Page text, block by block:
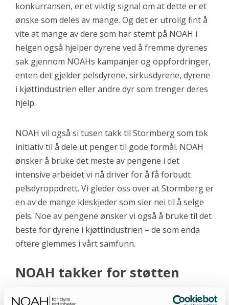
konkurransen, er et viktig signal om at dette er et
ønske som deles av mange. Og det er utrolig fint å
vite at mange av dere som har stemt på NOAH i
helgen også hjelper dyrene ved å fremme dyrenes
sak gjennom NOAHs kampanjer og oppfordringer,
enten det gjelder pelsdyrene, sirkusdyrene, dyrene
i kjøttindustrien eller andre dyr som trenger deres
hjelp.
NOAH vil også si tusen takk til Stormberg som tok
initiativ til å dele ut penger til gode formål. NOAH
ønsker å bruke det meste av pengene i det
intensive arbeidet vi nå driver for å få forbudt
pelsdyroppdrett. Vi gleder oss over at Stormberg er
en av de mange kleskjeder som sier nei til å selge
pels. Noe av pengene ønsker vi også å bruke til det
beste for dyrene i kjøttindustrien – de som enda
oftere glemmes i vårt samfunn.
NOAH takker for støtten
De ti finalistene i konkurransen var
Kreftforeningen,